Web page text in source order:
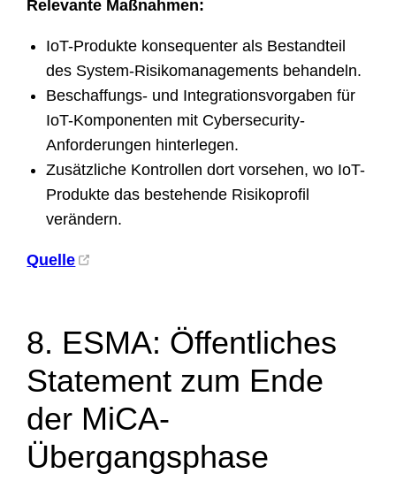
Relevante Maßnahmen:
IoT-Produkte konsequenter als Bestandteil
des System-Risikomanagements behandeln.
Beschaffungs- und Integrationsvorgaben für
IoT-Komponenten mit Cybersecurity-
Anforderungen hinterlegen.
Zusätzliche Kontrollen dort vorsehen, wo IoT-
Produkte das bestehende Risikoprofil
verändern.
Quelle
8. ESMA: Öffentliches
Statement zum Ende
der MiCA-
Übergangsphase